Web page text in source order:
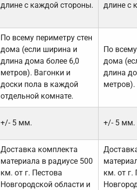
длине с каждой стороны.
длине с
По всему периметру стен
дома (если ширина и
длина дома более 6,0
метров). Вагонки и
доски пола в каждой
отдельной комнате.
По
дома
длина
метров).
+/- 5 мм. +/- 5 мм.
Доставка комплекта
материала в радиусе 500
км. от г. Пестова
Новгородской области и
км. от г.